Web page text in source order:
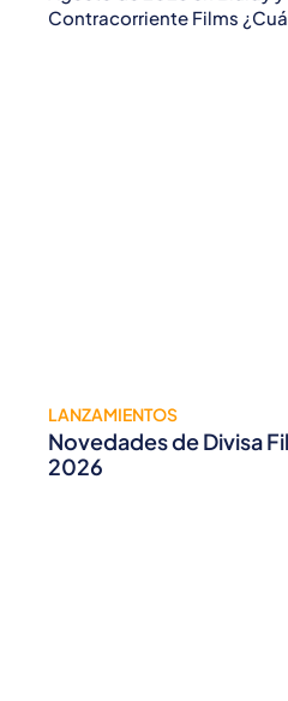
Contracorriente Films
LANZAMIENTOS
Novedades de Divisa
2026